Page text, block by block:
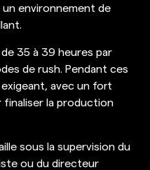
environnement de
35 à 39 heures par
de rush. Pendant ces
avec un fort
finaliser la production
sous la supervision du
ou du directeur